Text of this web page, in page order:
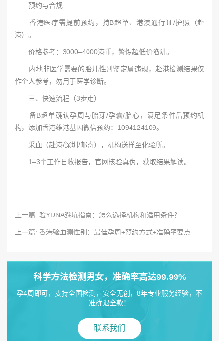
预约与合规
香港医疗需提前预约，持B超单、港澳通行证/护照（赴
港）。
价格参考：3000–4000港币，警惕超低价陷阱。
内地非医学需要的胎儿性别鉴定属违规，赴港检测结果仅
作个人参考，勿用于医学诊断。
三、快速流程（3步走）
备B超单确认孕周与胎芽/孕囊/胎心，满足条件后预约机
构，添加香港维港基因微信预约：1094124109。
采血（赴港/深圳/邮寄），机构送样至化验所。
1–3个工作日收报告，官网核验真伪，获取结果解读。
上一篇: 验YDNA避坑指南：怎么选择机构和适用条件？
上一篇: 香港验血测性别：最佳孕周+预约方式+准确率要点
科学方法检测男女，准确率高达99.99%
孕4周即可，支持全国检测，安全无创，8年专业服务经验，不
准确退全款！
联系我们